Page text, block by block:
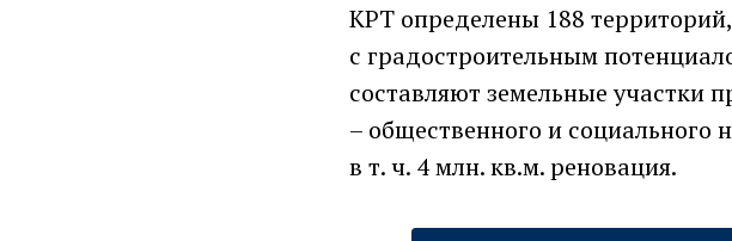
КРТ определены 188
с градостроительным
составляют земельные участки
– общественного и социального
в т. ч. 4 млн. кв.м. реновация.